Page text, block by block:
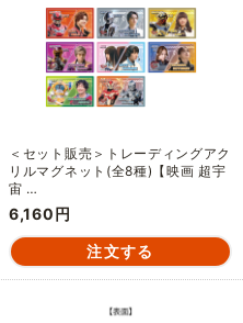
＜セット販売＞トレーディングアク
リルマグネット(全8種)【映画 超宇
宙 …
6,160円